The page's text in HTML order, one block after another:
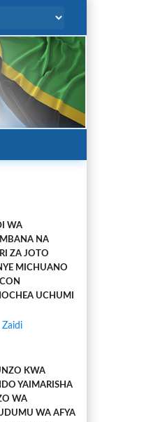
WA
NA
ZA JOTO
MICHUANO
UCHUMI
Zaidi
KWA
YAIMARISHA
WA
WA AFYA